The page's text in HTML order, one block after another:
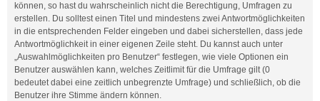
können, so hast du wahrscheinlich nicht die Berechtigung, Umfragen zu
erstellen. Du solltest einen Titel und mindestens zwei Antwortmöglichkeiten
in die entsprechenden Felder eingeben und dabei sicherstellen, dass jede
Antwortmöglichkeit in einer eigenen Zeile steht. Du kannst auch unter
„Auswahlmöglichkeiten pro Benutzer“ festlegen, wie viele Optionen ein
Benutzer auswählen kann, welches Zeitlimit für die Umfrage gilt (0
bedeutet dabei eine zeitlich unbegrenzte Umfrage) und schließlich, ob die
Benutzer ihre Stimme ändern können.